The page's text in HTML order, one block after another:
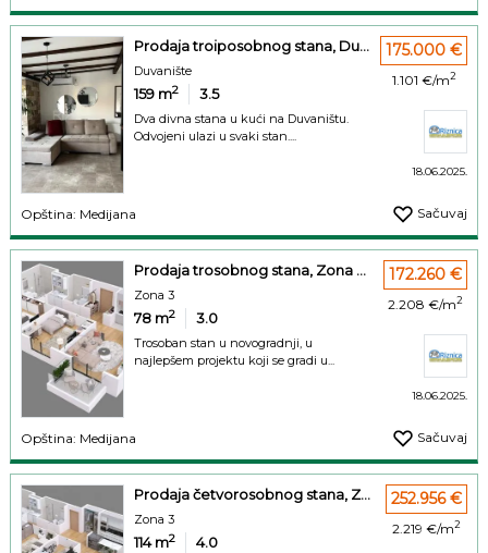
Prodaja troiposobnog stana, Du...
Duvanište
159 m2 3.5
Dva divna stana u kući na Duvaništu.
Odvojeni ulazi u svaki stan....
175.000 €
1.101 €/m2
18.06.2025.
Opština: Medijana Sačuvaj
Prodaja trosobnog stana, Zona ...
Zona 3
78 m2 3.0
Trosoban stan u novogradnji, u
najlepšem projektu koji se gradi u...
172.260 €
2.208 €/m2
18.06.2025.
Opština: Medijana Sačuvaj
Prodaja četvorosobnog stana, Z...
Zona 3
114m2 4.0
252.956 €
2.219 €/m2